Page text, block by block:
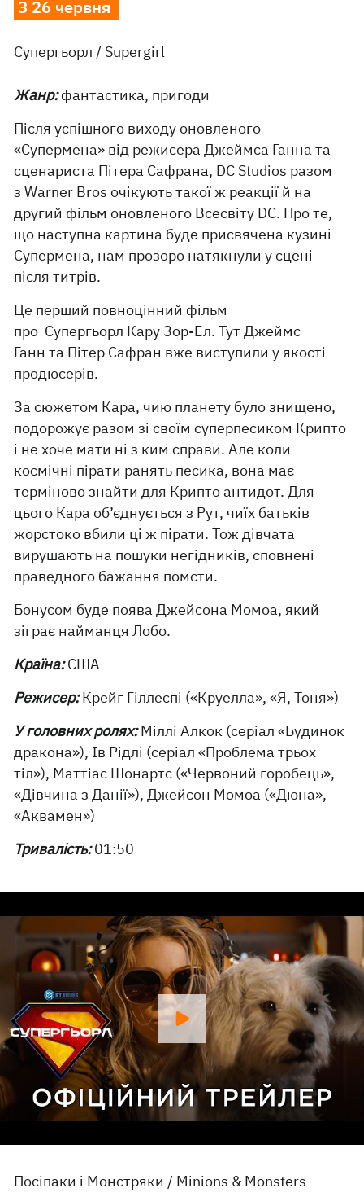
З 26 червня
Супергьорл / Supergirl
Жанр:фантастика, пригоди
Після успішного виходу оновленого
«Супермена» від режисера Джеймса Ганна та
сценариста Пітера Сафрана, DC Studios разом
з Warner Bros очікують такої ж реакції й на
другий фільм оновленого Всесвіту DC. Про те,
що наступна картина буде присвячена кузині
Супермена, нам прозоро натякнули у сцені
після титрів.
Це перший повноцінний фільм
про Супергьорл Кару Зор-Ел. Тут Джеймс
Ганн та Пітер Сафран вже виступили у якості
продюсерів.
За сюжетом Кара, чию планету було знищено,
подорожує разом зі своїм суперпесиком Крипто
і не хоче мати ні з ким справи. Але коли
космічні пірати ранять песика, вона має
терміново знайти для Крипто антидот. Для
цього Кара об’єднується з Рут, чиїх батьків
жорстоко вбили ці ж пірати. Тож дівчата
вирушають на пошуки негідників, сповнені
праведного бажання помсти.
Бонусом буде поява Джейсона Момоа, який
зіграє найманця Лобо.
Країна:США
Режисер:Крейг Гіллеспі («Круелла», «Я, Тоня»)
У головних ролях:Міллі Алкок (серіал «Будинок
дракона»), Ів Рідлі (серіал «Проблема трьох
тіл»), Маттіас Шонартс («Червоний горобець»,
«Дівчина з Данії»), Джейсон Момоа («Дюна»,
«Аквамен»)
Тривалість:01:50
Посіпаки і Монстряки / Minions & Monsters